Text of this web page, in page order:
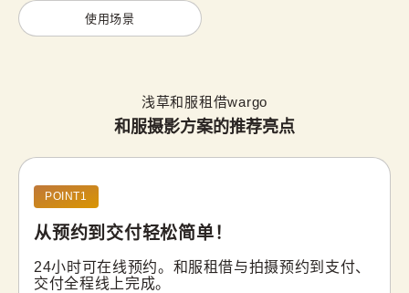
使用场景
浅草和服租借wargo
和服摄影方案的推荐亮点
POINT1
从预约到交付轻松简单！
24小时可在线预约。和服租借与拍摄预约到支付、
交付全程线上完成。